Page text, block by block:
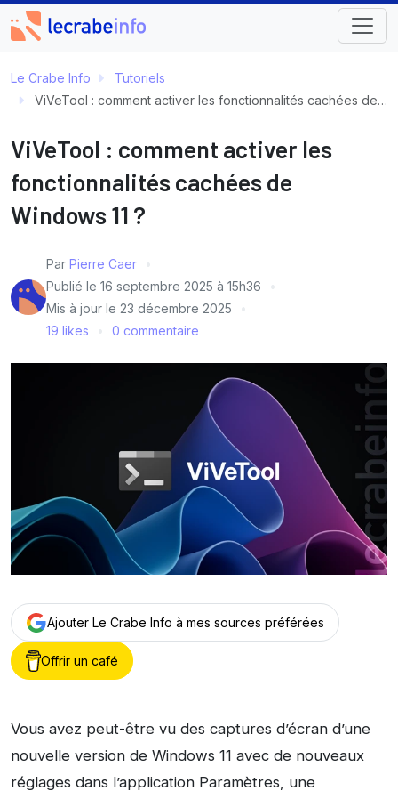
Le Crabe Info
Tutoriels
ViVeTool : comment activer les fonctionnalités cachées de Windows 11 ?
ViVeTool : comment activer les
fonctionnalités cachées de
Windows 11 ?
Par Pierre Caer
Publié le 16 septembre 2025 à 15h36
Mis à jour le 23 décembre 2025
19 likes
0 commentaire
Ajouter Le Crabe Info à mes sources préférées
Offrir un café
Vous avez peut-être vu des captures d’écran d’une
nouvelle version de Windows 11 avec de nouveaux
réglages dans l’application Paramètres, une